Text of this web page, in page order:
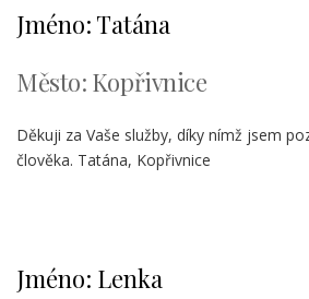
Jméno: Tatána
Město: Kopřivnice
Děkuji za Vaše služby, díky nímž jsem
člověka. Tatána, Kopřivnice
Jméno: Lenka